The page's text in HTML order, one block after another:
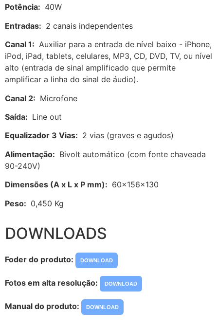
Potência: 40W
Entradas: 2 canais independentes
Canal 1: Auxiliar para a entrada de nível baixo - iPhone,
iPod, iPad, tablets, celulares, MP3, CD, DVD, TV, ou nível
alto (entrada de sinal amplificado que permite
amplificar a linha do sinal de áudio).
Canal 2: Microfone
Saída: Line out
Equalizador 3 Vias: 2 vias (graves e agudos)
Alimentação: Bivolt automático (com fonte chaveada
90-240V)
Dimensões (A x L x P mm): 60x156x130
Peso: 0,450 Kg
DOWNLOADS
Foder do produto: DOWNLOAD
Fotos em alta resolução: DOWNLOAD
Manual do produto: DOWNLOAD